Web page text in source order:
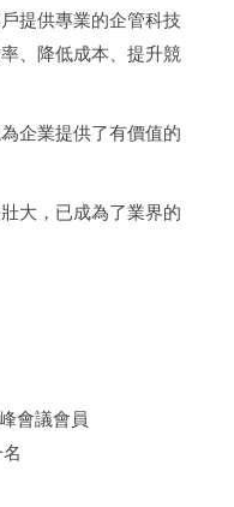
提供專業的企管科技
、降低成本、提升競
企業提供了有價值的
大，已成為了業界的
會議會員